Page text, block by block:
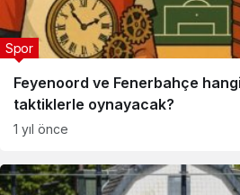
Feyenoord ve Fenerbahçe
taktiklerle oynayacak?
Spor
1 yıl önce